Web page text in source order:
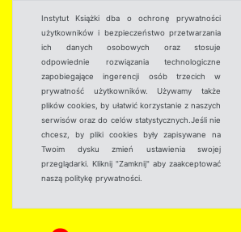
Instytut Książki dba o ochronę prywatności
użytkowników i bezpieczeństwo przetwarzania
ich danych osobowych oraz stosuje
odpowiednie rozwiązania technologiczne
zapobiegające ingerencji osób trzecich w
prywatność użytkowników. Używamy także
plików cookies, by ułatwić korzystanie z naszych
serwisów oraz do celów statystycznych.Jeśli nie
chcesz, by pliki cookies były zapisywane na
Twoim dysku zmień ustawienia swojej
przeglądarki. Kliknij "Zamknij" aby zaakceptować
naszą politykę prywatności.